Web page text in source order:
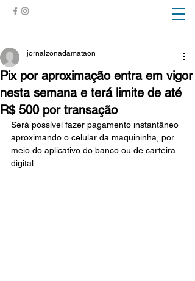
Pix por aproximação entra em vigor
nesta semana e terá limite de até
R$ 500 por transação
jornalzonadamataon
Será possível fazer pagamento instantâneo
aproximando o celular da maquininha, por
meio do aplicativo do banco ou de carteira
digital